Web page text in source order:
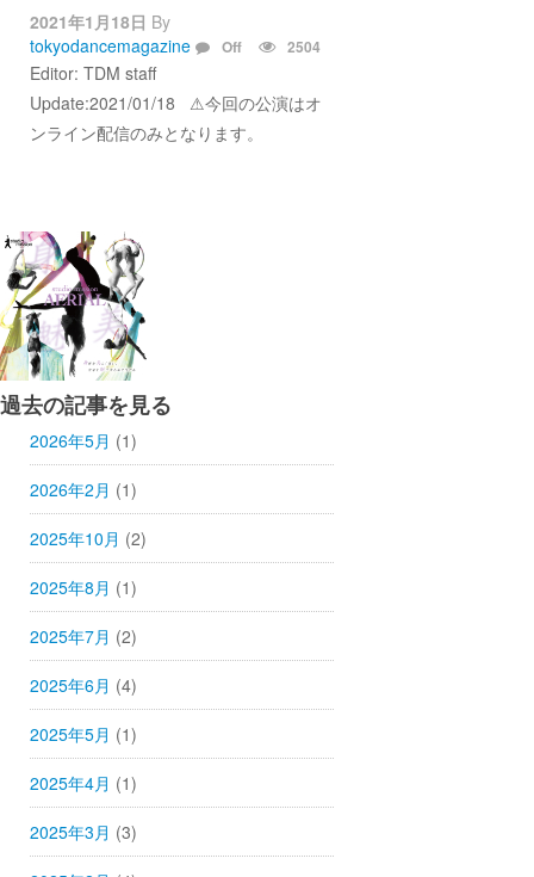
2021年1月18日 By
tokyodancemagazine
Off 2504
Editor: TDM staff
Update:2021/01/18 ⚠︎今回の公演はオ
ンライン配信のみとなります。
過去の記事を見る
2026年5月 (1)
2026年2月 (1)
2025年10月 (2)
2025年8月 (1)
2025年7月 (2)
2025年6月 (4)
2025年5月 (1)
2025年4月 (1)
2025年3月 (3)